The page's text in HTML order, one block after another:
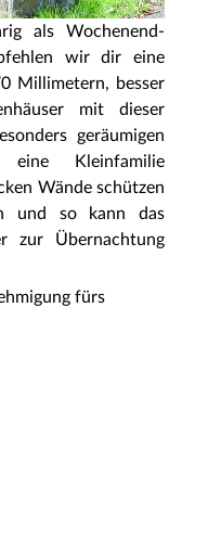
als Wochenend-
wir dir eine
Millimetern, besser
mit dieser
geräumigen
Kleinfamilie
Wände schützen
und so kann das
zur Übernachtung
fürs